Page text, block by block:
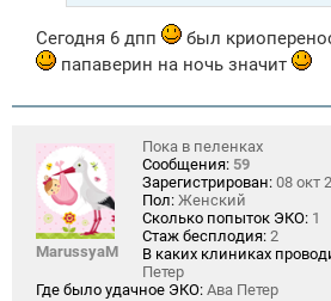
Сегодня 6 дпп
был
папаверин на ночь значит
MarussyaM
Пока в пеленках
Сообщения: 59
Зарегистрирован: 08 окт
Пол: Женский
Сколько попыток ЭКО: 1
Стаж бесплодия: 2
В каких клиниках
Петер
Где было удачное ЭКО: Ава Петер